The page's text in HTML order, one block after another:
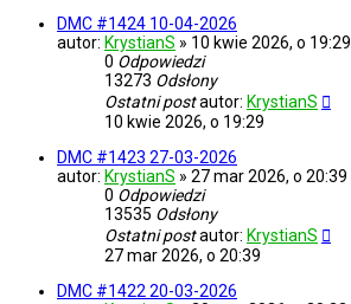
DMC #1424 10-04-2026
autor: KrystianS » 10 kwie 2026, o 19:29
0 Odpowiedzi
13273 Odsłony
Ostatni postautor: KrystianS
10 kwie 2026, o 19:29
DMC #1423 27-03-2026
autor: KrystianS » 27 mar 2026, o 20:39
0 Odpowiedzi
13535 Odsłony
Ostatni postautor: KrystianS
27 mar 2026, o 20:39
DMC #1422 20-03-2026